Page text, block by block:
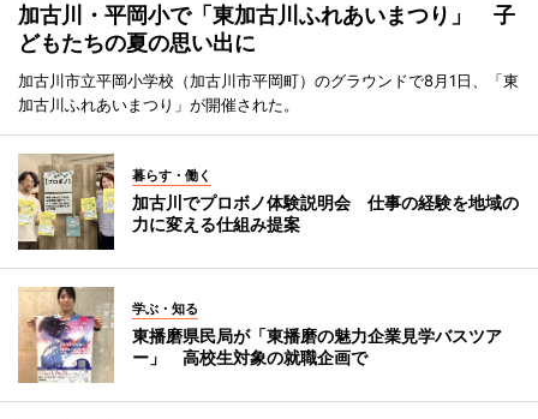
加古川・平岡小で「東加古川ふれあいまつり」 子
どもたちの夏の思い出に
加古川市立平岡小学校（加古川市平岡町）のグラウンドで8月1日、「東
加古川ふれあいまつり」が開催された。
暮らす・働く
加古川でプロボノ体験説明会 仕事の経験を地域の
力に変える仕組み提案
学ぶ・知る
東播磨県民局が「東播磨の魅力企業見学バスツア
ー」 高校生対象の就職企画で